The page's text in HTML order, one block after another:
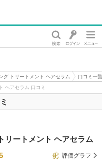
グ トリートメント ヘアセラム
口コミ一覧
ヘアセラム 口コミ
リートメント ヘアセラム
評価グラフ